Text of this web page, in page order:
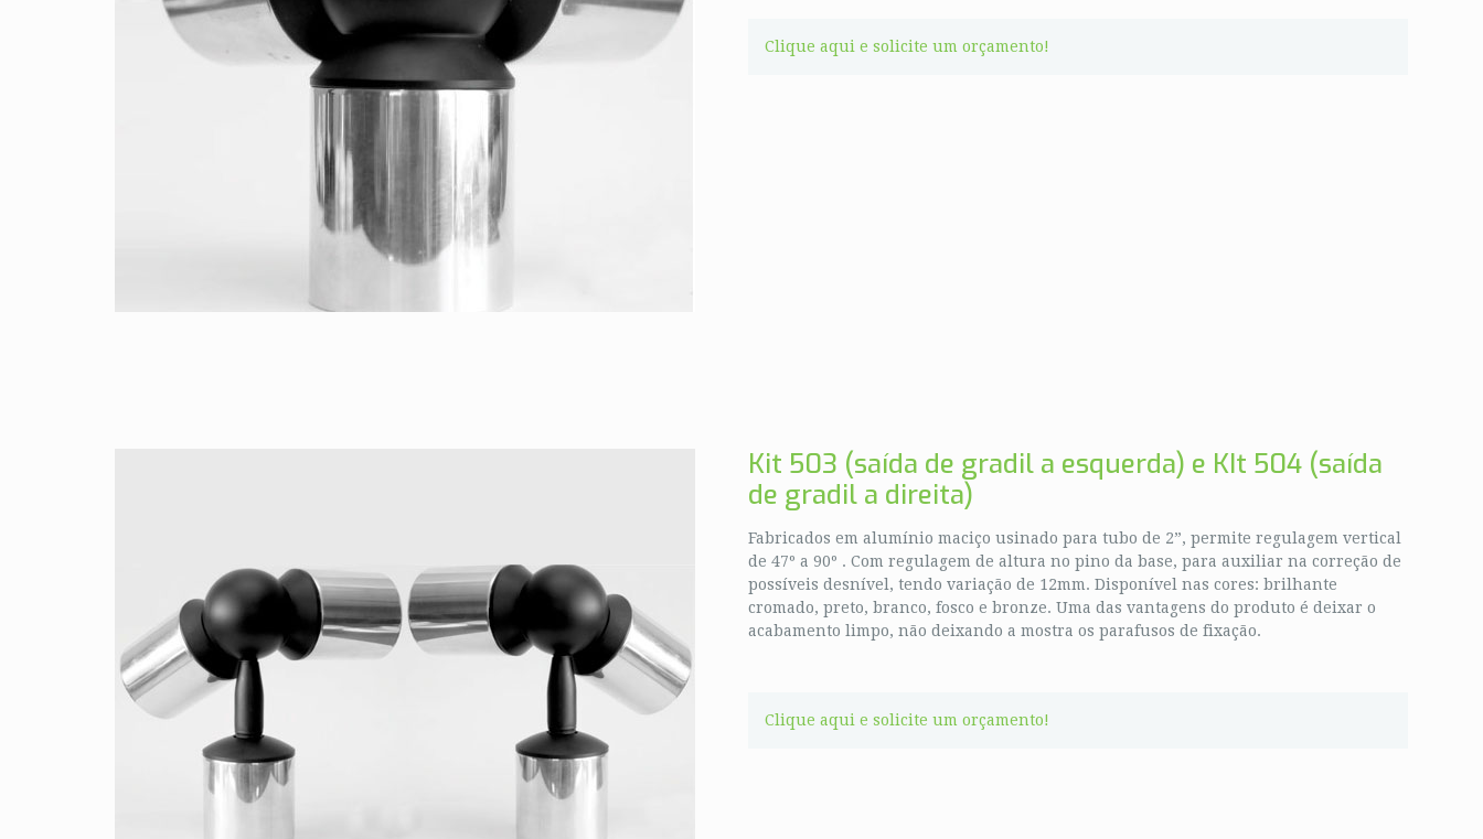
Clique aqui e solicite um orçamento!
Kit 503 (saída de gradil a esquerda) e KIt 504 (saída
de gradil a direita)
Fabricados em alumínio maciço usinado para tubo de 2”, permite regulagem vertical
de 47º a 90º . Com regulagem de altura no pino da base, para auxiliar na correção de
possíveis desnível, tendo variação de 12mm. Disponível nas cores: brilhante
cromado, preto, branco, fosco e bronze. Uma das vantagens do produto é deixar o
acabamento limpo, não deixando a mostra os parafusos de fixação.
Clique aqui e solicite um orçamento!